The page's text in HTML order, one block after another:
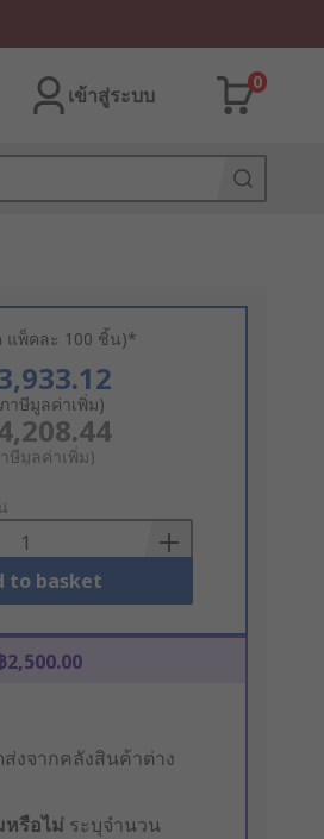
เข้าสู่ระบบ
0
แพ็คละ 100 ชิ้น)*
าษีมูลค่าเพิ่ม)
ษีมูลค่าเพิ่ม)
to basket
งจากคลังสินค้าต่าง
หรือไม่ ระบุจำนวน